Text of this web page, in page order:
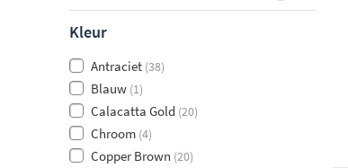
Kleur
Antraciet (38)
Blauw (1)
Calacatta Gold (20)
Chroom (4)
Copper Brown (20)